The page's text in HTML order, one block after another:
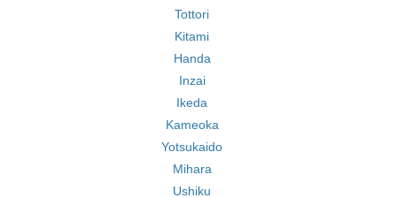
Tottori
Kitami
Handa
Inzai
Ikeda
Kameoka
Yotsukaido
Mihara
Ushiku